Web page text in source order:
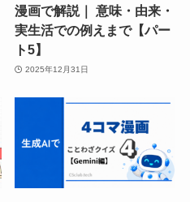
漫画で解説｜ 意味・由来・
実生活での例えまで【パー
ト5】
2025年12月31日